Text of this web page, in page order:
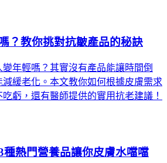
？教你挑對抗皺產品的秘訣
年輕嗎？其實沒有產品能讓時間倒
緩老化。本文教你如何根據皮膚需求
虧，還有醫師提供的實用抗老建議！
種熱門營養品讓你皮膚水噹噹